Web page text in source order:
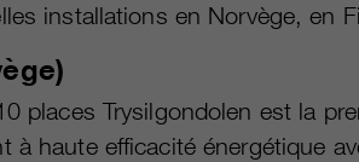
installations en Norvège, en
places Trysilgondolen est la
à haute efficacité énergétique